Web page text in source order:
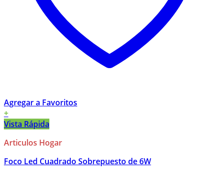
Agregar a Favoritos
+
Vista Rápida
Articulos Hogar
Foco Led Cuadrado Sobrepuesto de 6W